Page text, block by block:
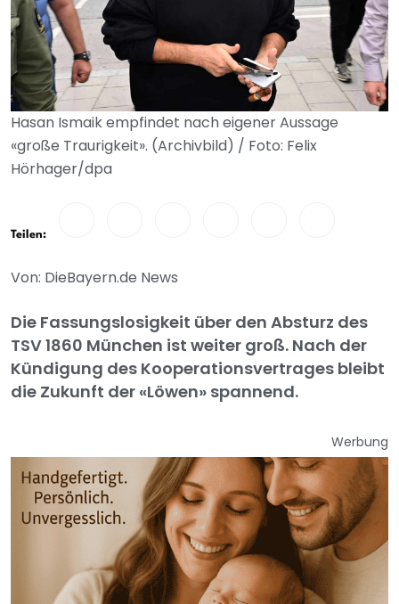
Hasan Ismaik empfindet nach eigener Aussage
«große Traurigkeit». (Archivbild) / Foto: Felix
Hörhager/dpa
Teilen:
Von: DieBayern.de News
Die Fassungslosigkeit über den Absturz des
TSV 1860 München ist weiter groß. Nach der
Kündigung des Kooperationsvertrages bleibt
die Zukunft der «Löwen» spannend.
Werbung